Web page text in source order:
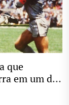
que
em um dos